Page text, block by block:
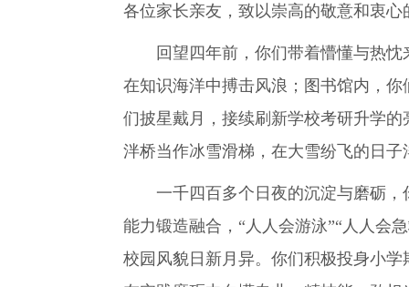
各位家长亲友，致以崇高的敬意和衷心
回望四年前，你们带着懵懂与热忱
在知识海洋中搏击风浪；图书馆内，
们披星戴月，接续刷新学校考研升学
泮桥当作冰雪滑梯，在大雪纷飞的日
一千四百多个日夜的沉淀与磨砺，
能力锻造融合，“人人会游泳”“人人会
校园风貌日新月异。你们积极投身小